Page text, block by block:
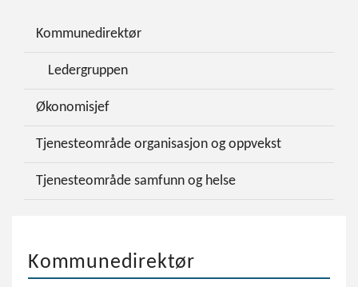
Kommunedirektør
Ledergruppen
Økonomisjef
Tjenesteområde organisasjon og oppvekst
Tjenesteområde samfunn og helse
Kommunedirektør